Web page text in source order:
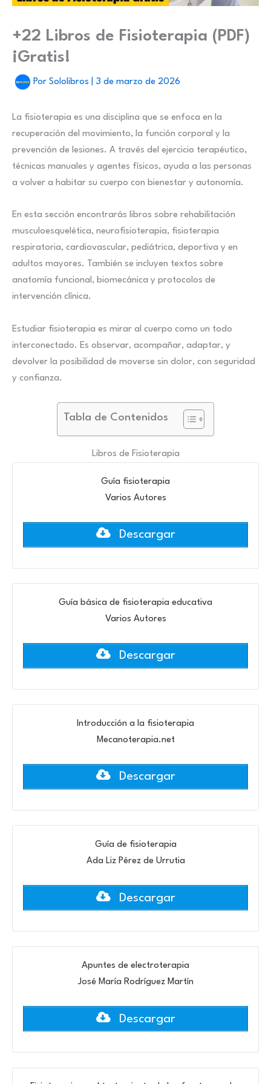
+22 Libros de Fisioterapia (PDF)
¡Gratis!
Por Sololibros 3 de marzo de 2026
La fisioterapia es una disciplina que se enfoca en la
recuperación del movimiento, la función corporal y la
prevención de lesiones. A través del ejercicio terapéutico,
técnicas manuales y agentes físicos, ayuda a las personas
a volver a habitar su cuerpo con bienestar y autonomía.
En esta sección encontrarás libros sobre rehabilitación
musculoesquelética, neurofisioterapia, fisioterapia
respiratoria, cardiovascular, pediátrica, deportiva y en
adultos mayores. También se incluyen textos sobre
anatomía funcional, biomecánica y protocolos de
intervención clínica.
Estudiar fisioterapia es mirar al cuerpo como un todo
interconectado. Es observar, acompañar, adaptar, y
devolver la posibilidad de moverse sin dolor, con seguridad
y confianza.
Tabla de Contenidos
Libros de Fisioterapia
Guía fisioterapia
Varios Autores
Descargar
Guía básica de fisioterapia educativa
Varios Autores
Descargar
Introducción a la fisioterapia
Mecanoterapia.net
Descargar
Guía de fisioterapia
Ada Liz Pérez de Urrutia
Descargar
Apuntes de electroterapia
José María Rodríguez Martín
Descargar